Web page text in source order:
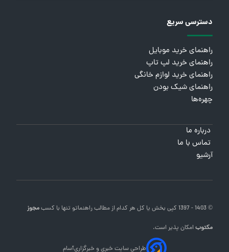
دسترسی سریع
راهنمای خرید موبایل
راهنمای خرید لپ تاپ
راهنمای خرید لوازم خانگی
راهنمای شیک بودن
چهره‌ها
درباره ما
تماس با ما
آرشیو
© 1403 - 1397 کپی بخش یا کل هر کدام از مطالب راهنماتو تنها با کسبمجوز
مکتوبامکان پذیر است.
طراحی سایت خبری و خبرگزاریآسام